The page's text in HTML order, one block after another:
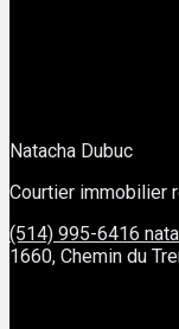
Natacha Dubuc
Courtier immobilier
(514) 995-6416
1660, Chemin du